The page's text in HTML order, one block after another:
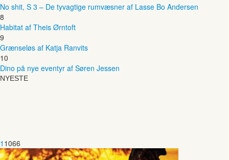
No shit, S 3 – De tyvagtige rumvæsner af Lasse Bo Andersen
8
Habitat af Theis Ørntoft
9
Grænseløs af Katja Ranvits
10
Dino på nye eventyr af Søren Jessen
NYESTE
1 1066